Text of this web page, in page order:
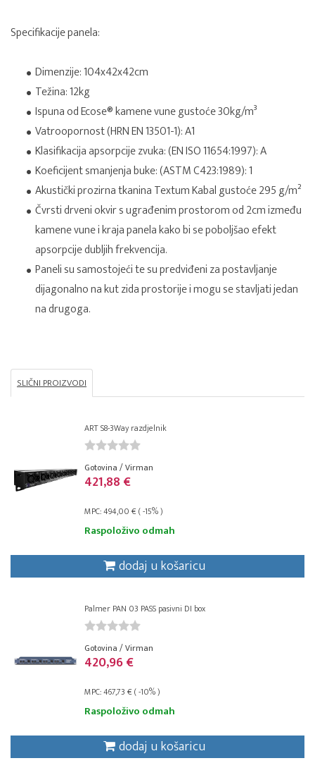
Specifikacije panela:
Dimenzije: 104x42x42cm
Težina: 12kg
Ispuna od Ecose® kamene vune gustoće 30kg/m³
Vatroopornost (HRN EN 13501-1): A1
Klasifikacija apsorpcije zvuka: (EN ISO 11654:1997): A
Koeficijent smanjenja buke: (ASTM C423:1989): 1
Akustički prozirna tkanina Textum Kabal gustoće 295 g/m²
Čvrsti drveni okvir s ugrađenim prostorom od 2cm između
kamene vune i kraja panela kako bi se poboljšao efekt
apsorpcije dubljih frekvencija.
Paneli su samostojeći te su predviđeni za postavljanje
dijagonalno na kut zida prostorije i mogu se stavljati jedan
na drugoga.
SLIČNI PROIZVODI
ART S8-3Way razdjelnik
Gotovina / Virman
421,88 €
MPC: 494,00 € ( -15% )
Raspoloživo odmah
dodaj u košaricu
Palmer PAN 03 PASS pasivni DI box
Gotovina / Virman
420,96 €
MPC: 467,73 € ( -10% )
Raspoloživo odmah
dodaj u košaricu